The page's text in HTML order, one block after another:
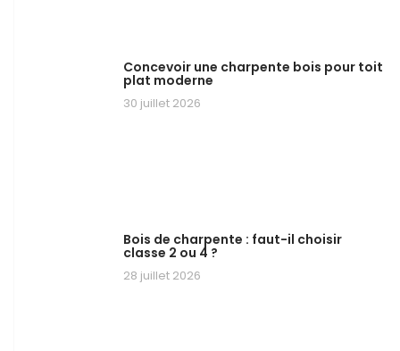
Concevoir une charpente bois pour toit
plat moderne
30 juillet 2026
Bois de charpente : faut-il choisir
classe 2 ou 4 ?
28 juillet 2026